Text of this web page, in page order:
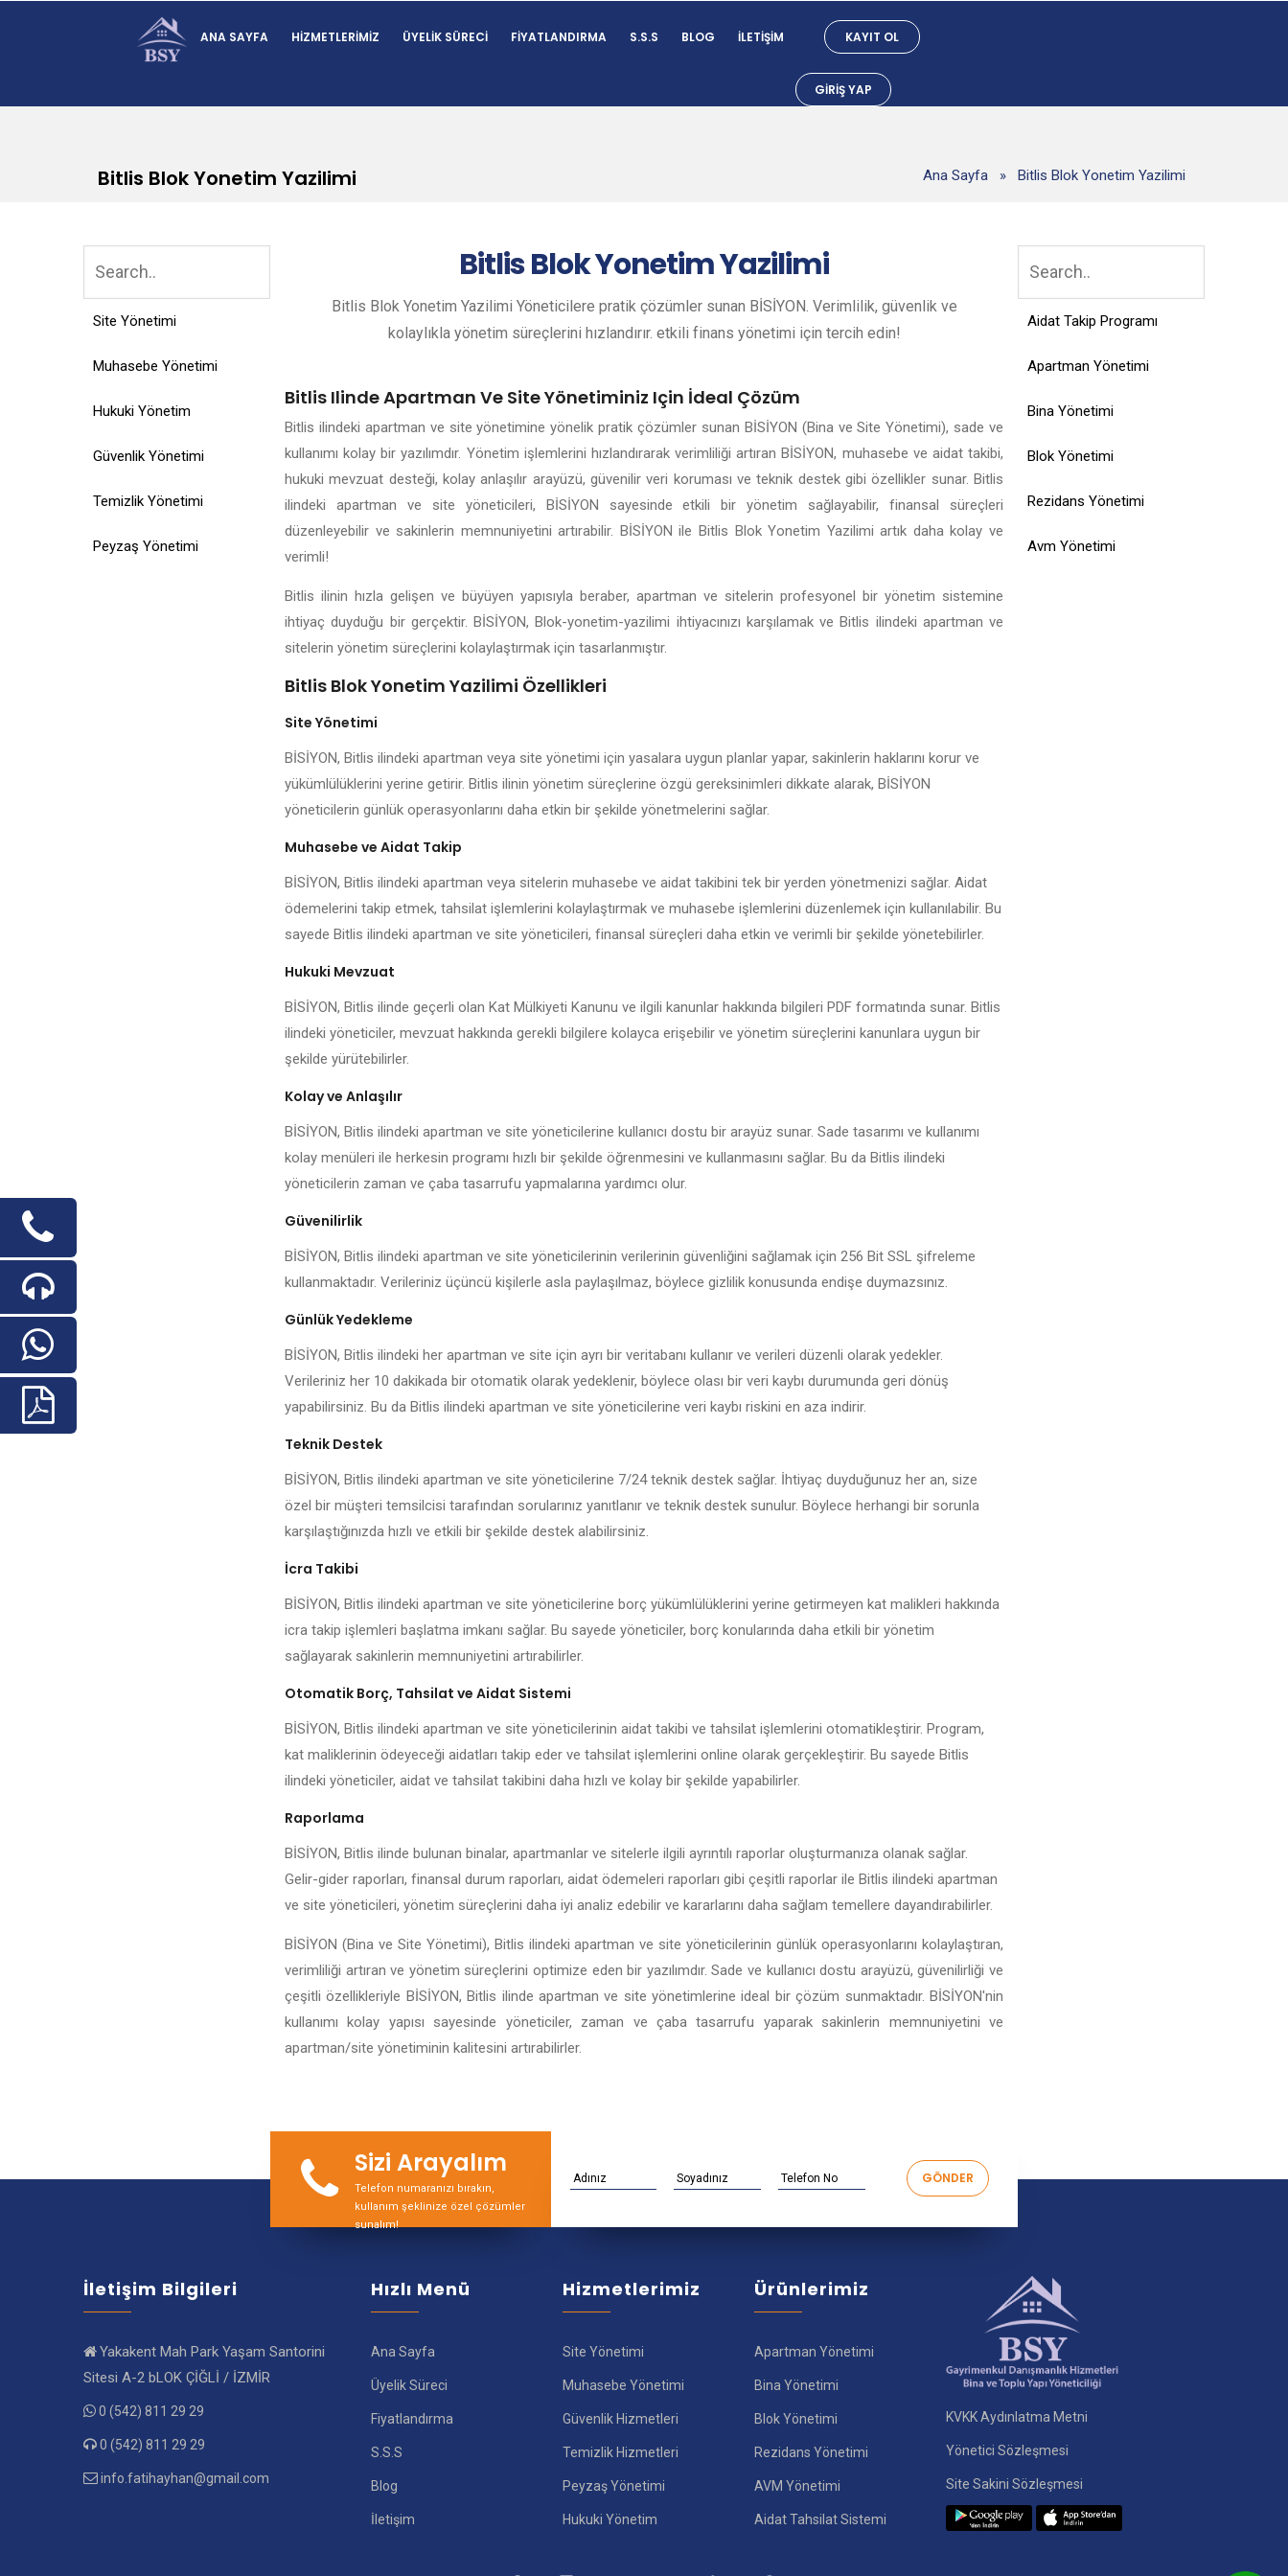
ANA SAYFA HIZMETLERIMIZ ÜYELIK SÜRECI FIYATLANDIRMA S.S.S BLOG İLETIŞIM KAYIT OL
GIRIŞ YAP
Bitlis Blok Yonetim Yazilimi Ana Sayfa » Bitlis Blok Yonetim Yazilimi
Site Yönetimi
Muhasebe Yönetimi
Hukuki Yönetim
Güvenlik Yönetimi
Temizlik Yönetimi
Peyzaş Yönetimi
BitlisBlok Yonetim Yazilimi
Bitlis Blok Yonetim Yazilimi Yöneticilere pratik çözümler sunan BİSİYON. Verimlilik, güvenlik ve
kolaylıkla yönetim süreçlerini hızlandırır. etkili finans yönetimi için tercih edin!
Bitlis Ilinde Apartman Ve Site Yönetiminiz Için İdeal Çözüm
Bitlis ilindeki apartman ve site yönetimine yönelik pratik çözümler sunan BİSİYON (Bina ve Site Yönetimi), sade ve
kullanımı kolay bir yazılımdır. Yönetim işlemlerini hızlandırarak verimliliği artıran BİSİYON, muhasebe ve aidat takibi,
hukuki mevzuat desteği, kolay anlaşılır arayüzü, güvenilir veri koruması ve teknik destek gibi özellikler sunar. Bitlis
ilindeki apartman ve site yöneticileri, BİSİYON sayesinde etkili bir yönetim sağlayabilir, finansal süreçleri
düzenleyebilir ve sakinlerin memnuniyetini artırabilir. BİSİYON ile Bitlis Blok Yonetim Yazilimi artık daha kolay ve
verimli!
Bitlis ilinin hızla gelişen ve büyüyen yapısıyla beraber, apartman ve sitelerin profesyonel bir yönetim sistemine
ihtiyaç duyduğu bir gerçektir. BİSİYON, Blok-yonetim-yazilimi ihtiyacınızı karşılamak ve Bitlis ilindeki apartman ve
sitelerin yönetim süreçlerini kolaylaştırmak için tasarlanmıştır.
Bitlis Blok Yonetim Yazilimi Özellikleri
Site Yönetimi
BİSİYON, Bitlis ilindeki apartman veya site yönetimi için yasalara uygun planlar yapar, sakinlerin haklarını korur ve
yükümlülüklerini yerine getirir. Bitlis ilinin yönetim süreçlerine özgü gereksinimleri dikkate alarak, BİSİYON
yöneticilerin günlük operasyonlarını daha etkin bir şekilde yönetmelerini sağlar.
Muhasebe ve Aidat Takip
BİSİYON, Bitlis ilindeki apartman veya sitelerin muhasebe ve aidat takibini tek bir yerden yönetmenizi sağlar. Aidat
ödemelerini takip etmek, tahsilat işlemlerini kolaylaştırmak ve muhasebe işlemlerini düzenlemek için kullanılabilir. Bu
sayede Bitlis ilindeki apartman ve site yöneticileri, finansal süreçleri daha etkin ve verimli bir şekilde yönetebilirler.
Hukuki Mevzuat
BİSİYON, Bitlis ilinde geçerli olan Kat Mülkiyeti Kanunu ve ilgili kanunlar hakkında bilgileri PDF formatında sunar. Bitlis
ilindeki yöneticiler, mevzuat hakkında gerekli bilgilere kolayca erişebilir ve yönetim süreçlerini kanunlara uygun bir
şekilde yürütebilirler.
Kolay ve Anlaşılır
BİSİYON, Bitlis ilindeki apartman ve site yöneticilerine kullanıcı dostu bir arayüz sunar. Sade tasarımı ve kullanımı
kolay menüleri ile herkesin programı hızlı bir şekilde öğrenmesini ve kullanmasını sağlar. Bu da Bitlis ilindeki
yöneticilerin zaman ve çaba tasarrufu yapmalarına yardımcı olur.
Güvenilirlik
BİSİYON, Bitlis ilindeki apartman ve site yöneticilerinin verilerinin güvenliğini sağlamak için 256 Bit SSL şifreleme
kullanmaktadır. Verileriniz üçüncü kişilerle asla paylaşılmaz, böylece gizlilik konusunda endişe duymazsınız.
Günlük Yedekleme
BİSİYON, Bitlis ilindeki her apartman ve site için ayrı bir veritabanı kullanır ve verileri düzenli olarak yedekler.
Verileriniz her 10 dakikada bir otomatik olarak yedeklenir, böylece olası bir veri kaybı durumunda geri dönüş
yapabilirsiniz. Bu da Bitlis ilindeki apartman ve site yöneticilerine veri kaybı riskini en aza indirir.
Teknik Destek
BİSİYON, Bitlis ilindeki apartman ve site yöneticilerine 7/24 teknik destek sağlar. İhtiyaç duyduğunuz her an, size
özel bir müşteri temsilcisi tarafından sorularınız yanıtlanır ve teknik destek sunulur. Böylece herhangi bir sorunla
karşılaştığınızda hızlı ve etkili bir şekilde destek alabilirsiniz.
İcra Takibi
BİSİYON, Bitlis ilindeki apartman ve site yöneticilerine borç yükümlülüklerini yerine getirmeyen kat malikleri hakkında
icra takip işlemleri başlatma imkanı sağlar. Bu sayede yöneticiler, borç konularında daha etkili bir yönetim
sağlayarak sakinlerin memnuniyetini artırabilirler.
Otomatik Borç, Tahsilat ve Aidat Sistemi
BİSİYON, Bitlis ilindeki apartman ve site yöneticilerinin aidat takibi ve tahsilat işlemlerini otomatikleştirir. Program,
kat maliklerinin ödeyeceği aidatları takip eder ve tahsilat işlemlerini online olarak gerçekleştirir. Bu sayede Bitlis
ilindeki yöneticiler, aidat ve tahsilat takibini daha hızlı ve kolay bir şekilde yapabilirler.
Raporlama
BİSİYON, Bitlis ilinde bulunan binalar, apartmanlar ve sitelerle ilgili ayrıntılı raporlar oluşturmanıza olanak sağlar.
Gelir-gider raporları, finansal durum raporları, aidat ödemeleri raporları gibi çeşitli raporlar ile Bitlis ilindeki apartman
ve site yöneticileri, yönetim süreçlerini daha iyi analiz edebilir ve kararlarını daha sağlam temellere dayandırabilirler.
BİSİYON (Bina ve Site Yönetimi), Bitlis ilindeki apartman ve site yöneticilerinin günlük operasyonlarını kolaylaştıran,
verimliliği artıran ve yönetim süreçlerini optimize eden bir yazılımdır. Sade ve kullanıcı dostu arayüzü, güvenilirliği ve
çeşitli özellikleriyle BİSİYON, Bitlis ilinde apartman ve site yönetimlerine ideal bir çözüm sunmaktadır. BİSİYON'nin
kullanımı kolay yapısı sayesinde yöneticiler, zaman ve çaba tasarrufu yaparak sakinlerin memnuniyetini ve
apartman/site yönetiminin kalitesini artırabilirler.
Aidat Takip Programı
Apartman Yönetimi
Bina Yönetimi
Blok Yönetimi
Rezidans Yönetimi
Avm Yönetimi
Sizi Arayalım
Telefon numaranızı bırakın,
kullanım şeklinize özel çözümler
sunalım!
İletişim Bilgileri
Yakakent Mah Park Yaşam Santorini
Sitesi A-2 bLOK ÇİĞLİ / İZMİR
0 (542) 811 29 29
0 (542) 811 29 29
info.fatihayhan@gmail.com
Hızlı Menü
Ana Sayfa
Üyelik Süreci
Fiyatlandırma
S.S.S
Blog
İletişim
Hizmetlerimiz
Site Yönetimi
Muhasebe Yönetimi
Güvenlik Hizmetleri
Temizlik Hizmetleri
Peyzaş Yönetimi
Hukuki Yönetim
Ürünlerimiz
Apartman Yönetimi
Bina Yönetimi
Blok Yönetimi
Rezidans Yönetimi
AVM Yönetimi
Aidat Tahsilat Sistemi
KVKK Aydınlatma Metni
Yönetici Sözleşmesi
Site Sakini Sözleşmesi